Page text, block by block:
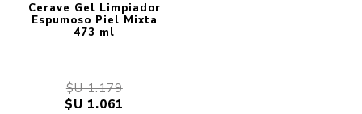
Cerave Gel Limpiador
Espumoso Piel Mixta
473 ml
$U 1.179
$U 1.061